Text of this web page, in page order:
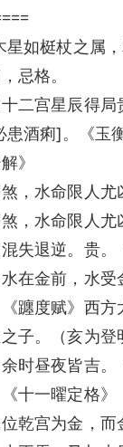
星如梃杖之
忌格。
二宫星辰得局
酒痢]。《玉
》
，水命限人尤
，水命限人尤
失退逆。贵。
在金前，水受
躔度赋》西
子。（亥为登
时昼夜皆吉。
十一曜定格》
乾宫为金，